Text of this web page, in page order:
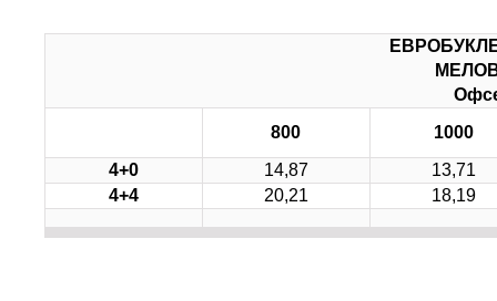
800
1000
4+0
14,87
13,71
4+4
20,21 18,19